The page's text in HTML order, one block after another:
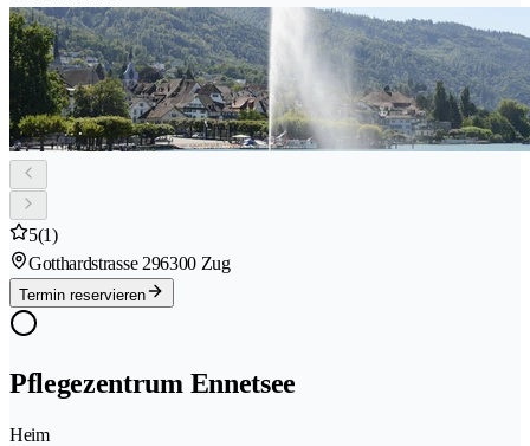
5(1)
Gotthardstrasse 296300 Zug
Termin reservieren
Pflegezentrum Ennetsee
Heim